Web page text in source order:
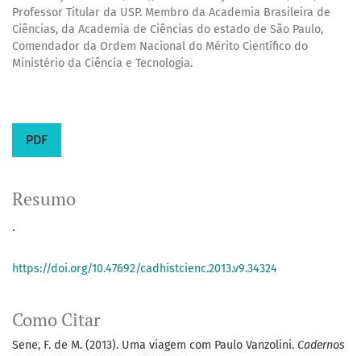
Professor Titular da USP. Membro da Academia Brasileira de
Ciências, da Academia de Ciências do estado de São Paulo,
Comendador da Ordem Nacional do Mérito Científico do
Ministério da Ciência e Tecnologia.
PDF
Como Citar
Sene, F. de M. (2013). Uma viagem com Paulo Vanzolini. Cadernos
Resumo
.
https://doi.org/10.47692/cadhistcienc.2013.v9.34324